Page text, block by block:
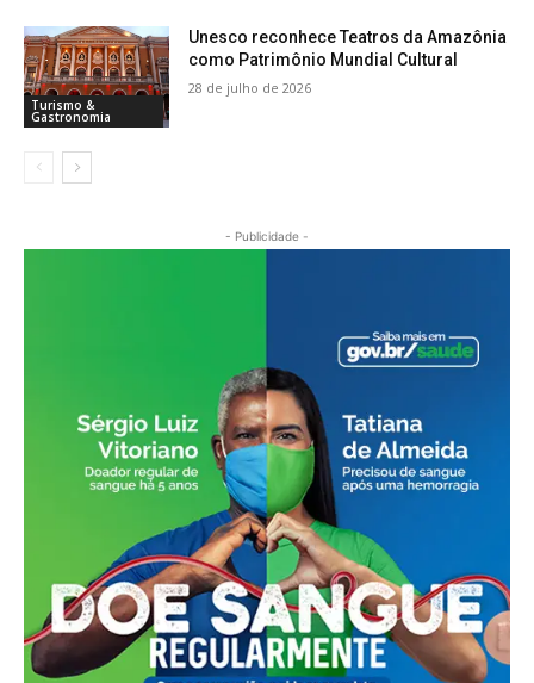
Turismo &
Gastronomia
Unesco reconhece Teatros da Amazônia
como Patrimônio Mundial Cultural
28 de julho de 2026
- Publicidade -